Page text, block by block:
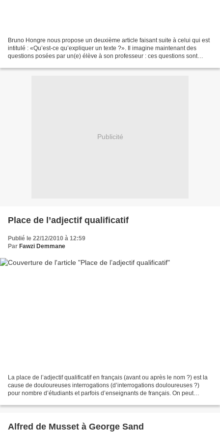
Bruno Hongre nous propose un deuxième article faisant suite à celui qui est
intitulé : «Qu’est-ce qu’expliquer un texte ?». Il imagine maintenant des
questions posées par un(e) élève à son professeur : ces questions sont
Publicité
Place de l’adjectif qualificatif
Publié le 22/12/2010 à 12:59
Par Fawzi Demmane
La place de l’adjectif qualificatif en français (avant ou après le nom ?) est la
cause de douloureuses interrogations (d’interrogations douloureuses ?)
pour nombre d’étudiants et parfois d’enseignants de français. On peut
Alfred de Musset à George Sand